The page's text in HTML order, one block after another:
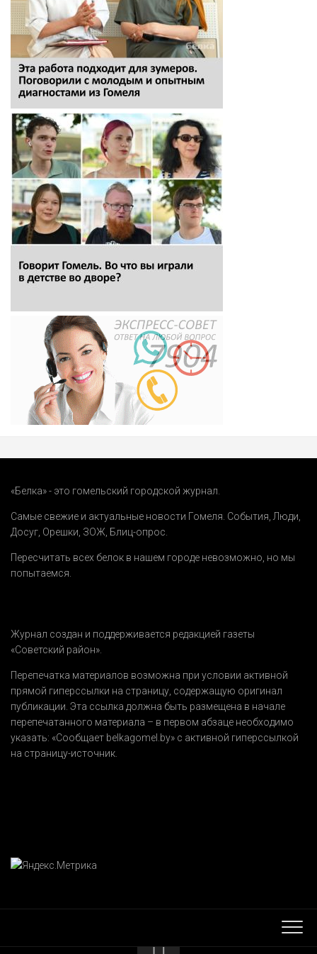
«Белка» - это гомельский городской журнал.
Самые свежие и актуальные новости Гомеля. События,Люди,
Досуг, Орешки, ЗОЖ, Блиц-опрос.
Пересчитать всех белок в нашем городе невозможно, но мы
попытаемся.
Журнал создан и поддерживается редакцией газеты
«Советский район».
Перепечатка материалов возможна при условии активной
прямой гиперссылки на страницу, содержащую оригинал
публикации. Эта ссылка должна быть размещена в начале
перепечатанного материала – в первом абзаце необходимо
указать: «Сообщает belkagomel.by» с активной гиперссылкой
на страницу-источник.